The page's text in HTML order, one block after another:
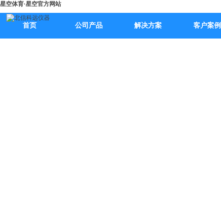
星空体育·星空官方网站
首页 公司产品 解决方案 客户案例